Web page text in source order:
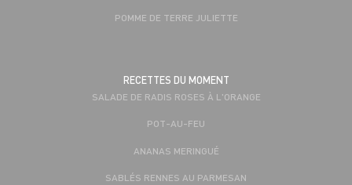
POMME DE TERRE JULIETTE
RECETTES DU MOMENT
SALADE DE RADIS ROSES À L'ORANGE
POT-AU-FEU
ANANAS MERINGUÉ
SABLÉS RENNES AU PARMESAN